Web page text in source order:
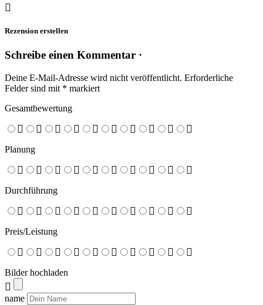
Rezension erstellen
Schreibe einen Kommentar ·
Deine E-Mail-Adresse wird nicht veröffentlicht. Erforderliche
Felder sind mit * markiert
Gesamtbewertung
Planung
Durchführung
Preis/Leistung
Bilder hochladen
name